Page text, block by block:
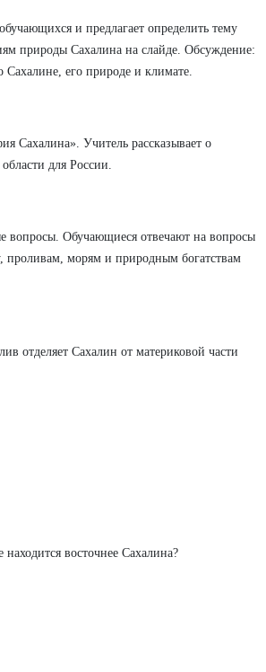
и предлагает определить тему
природы Сахалина на слайде. Обсуждение:
его природе и климате.
Сахалина». Учитель рассказывает о
для России.
вопросы. Обучающиеся отвечают на вопросы
проливам, морям и природным богатствам
отделяет Сахалин от материковой части
восточнее Сахалина?